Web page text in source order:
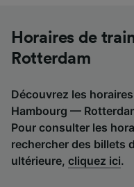
Horaires de
Rotterdam
Découvrez les
Hambourg —
Pour consulter les
rechercher des billets
ultérieure, cliquez ici.